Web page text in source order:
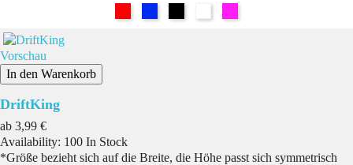
Vorschau
In den Warenkorb
DriftKing
ab Preis
3,99 €
Availability: 100 In Stock
*Größe bezieht sich auf die Breite, die Höhe passt sich symmetrisch